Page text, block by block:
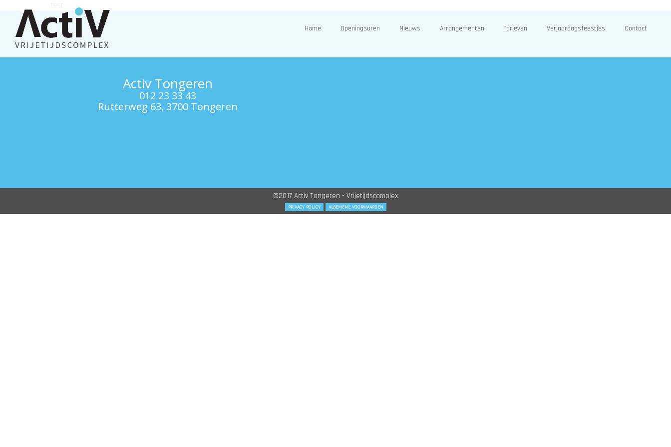
Home Openingsuren Nieuws Arrangementen Tarieven Verjaardagsfeestjes Contact
Activ Tongeren
012 23 33 43
Rutterweg 63, 3700 Tongeren
©2017 Activ Tongeren - Vrijetijdscomplex
PRIVACY POLICY ALGEMENE VOORWAARDEN